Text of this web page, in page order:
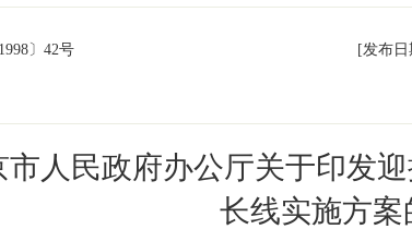
〕 42号 [发布日
市人民政府办公厅关于印发
长线实施方案